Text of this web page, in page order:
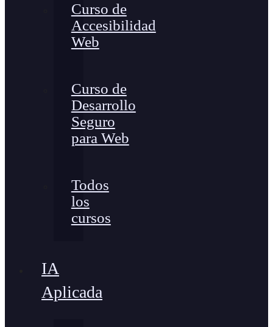
Curso de
Accesibilidad
Web
Curso de
Desarrollo
Seguro
para Web
Todos
los
cursos
IA
Aplicada